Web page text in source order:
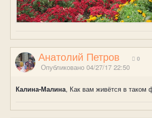
Анатолий Петров 0
Опубликовано 04/27/17 22:50
Калина-Малина, Как вам живётся в таком